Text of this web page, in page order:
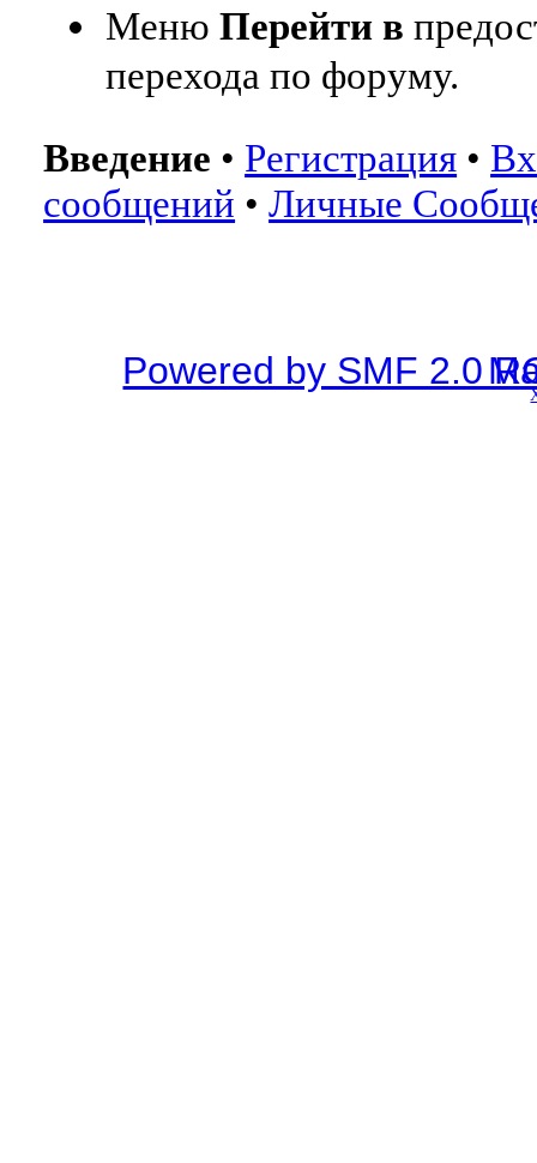
МенюПерейти в
перехода по форуму.
Введение • Регистрация •
сообщений •Личные
Powered by SMF 2.0SMF